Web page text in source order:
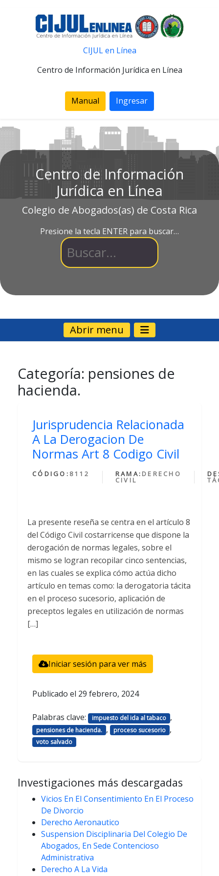
CIJUL en Línea
Centro de Información Jurídica en Línea
Manual Ingresar
Centro de Información
Jurídica en Línea
Colegio de Abogados(as) de Costa Rica
Presione la tecla ENTER para buscar…
Abrir menu
Categoría: pensiones de
hacienda.
Jurisprudencia Relacionada
A La Derogacion De
Normas Art 8 Codigo Civil
CÓDIGO: 8112 RAMA: DERECHO
CIVIL
La presente reseña se centra en el artículo 8
del Código Civil costarricense que dispone la
derogación de normas legales, sobre el
mismo se logran recopilar cinco sentencias,
en las cuales se explica cómo actúa dicho
artículo en temas como: la derogatoria tácita
en el proceso sucesorio, aplicación de
preceptos legales en utilización de normas
[…]
Iniciar sesión para ver más
Publicado el 29 febrero, 2024
Palabras clave: impuesto del ida al tabaco ,
pensiones de hacienda. , proceso sucesorio ,
voto salvado
Investigaciones más descargadas
Vicios En El Consentimiento En El Proceso
De Divorcio
Derecho Aeronautico
Suspension Disciplinaria Del Colegio De
Abogados, En Sede Contencioso
Administrativa
Derecho A La Vida